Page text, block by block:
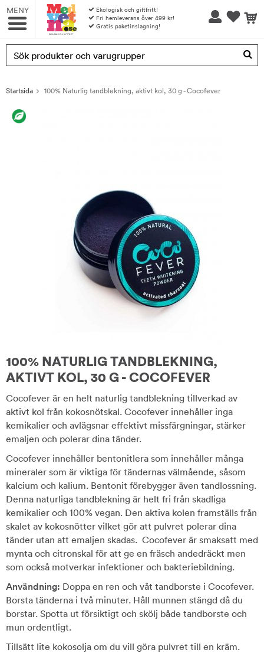
MENY
Ekologisk och giftfritt!
Fri hemleverans över 499 kr!
Gratis paketinslagning!
Produkten har blivit tillagd i varukorgen
Startsida 100% Naturlig tandblekning, aktivt kol, 30 g - Cocofever
100% NATURLIG TANDBLEKNING,
AKTIVT KOL, 30 G - COCOFEVER
Cocofever är en helt naturlig tandblekning tillverkad av
aktivt kol från kokosnötskal. Cocofever innehåller inga
kemikalier och avlägsnar effektivt missfärgningar, stärker
emaljen och polerar dina tänder.
Cocofever innehåller bentonitlera som innehåller många
mineraler som är viktiga för tändernas välmående, såsom
kalcium och kalium. Bentonit förebygger även tandlossning.
Denna naturliga tandblekning är helt fri från skadliga
kemikalier och 100% vegan. Den aktiva kolen framställs från
skalet av kokosnötter vilket gör att pulvret polerar dina
tänder utan att emaljen skadas. Cocofever är smaksatt med
mynta och citronskal för att ge en fräsch andedräckt men
som också motverkar infektioner och bakteriebildning.
Användning: Doppa en ren och våt tandborste i Cocofever.
Borsta tänderna i två minuter. Håll munnen stängd då du
borstar. Spotta ut försiktigt och skölj både tandborste och
mun ordentligt.
Tillsätt lite kokosolja om du vill göra pulvret till en kräm.